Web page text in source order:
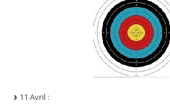
11 Avril :